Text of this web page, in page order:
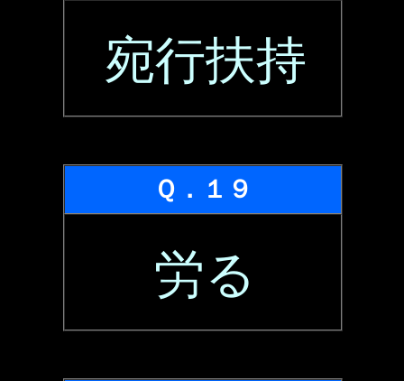
宛行扶持
Ｑ．１９
労る